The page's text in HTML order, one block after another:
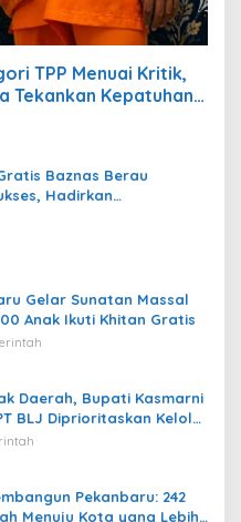
TPP Menuai Kritik,
Tekankan Kepatuhan
Hadirkan
Puluhan Anak
Gelar Sunatan Massal
Anak Ikuti Khitan Gratis
Daerah, Bupati Kasmarni
BLJ Diprioritaskan Kelola
Pekanbaru: 242
Menuju Kota yang Lebih